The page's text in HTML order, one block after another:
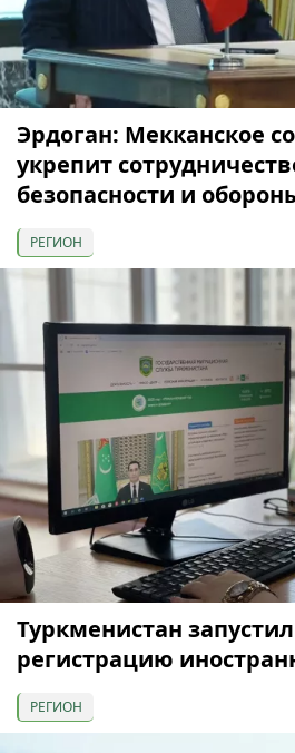
Эрдоган: Мекканское
укрепит
безопасности и
РЕГИОН
Туркменистан
регистрацию
РЕГИОН